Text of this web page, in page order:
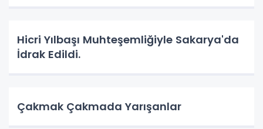
Hicri Yılbaşı Muhteşemliğiyle Sakarya'da
İdrak Edildi.
Çakmak Çakmada Yarışanlar